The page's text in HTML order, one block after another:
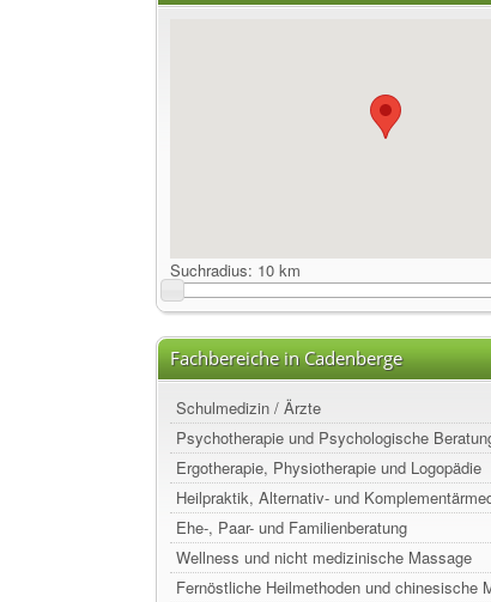
Suchradius: 10 km
Fachbereiche in Cadenberge
Schulmedizin / Ärzte
Psychotherapie und Psychologische
Ergotherapie, Physiotherapie und Logopädie
Heilpraktik, Alternativ- und
Ehe-, Paar- und Familienberatung
Wellness und nicht medizinische Massage
Fernöstliche Heilmethoden und chinesische